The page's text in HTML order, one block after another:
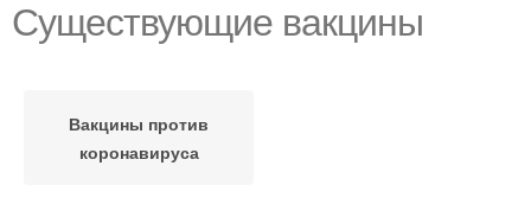
Существующие вакцины
Вакцины против
коронавируса